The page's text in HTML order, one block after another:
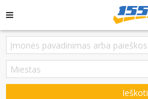
Ieškoti